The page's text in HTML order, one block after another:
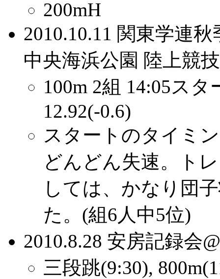
200mH
2010.10.11 関東学連
中央海浜公園 陸上競
100m 2組 14:05スタ
12.92(-0.6)
スタートのタイミ
どんどん失速。ト
しては、かなり団
た。(組6人中5位)
2010.8.28 安房記録会
三段跳(9:30),